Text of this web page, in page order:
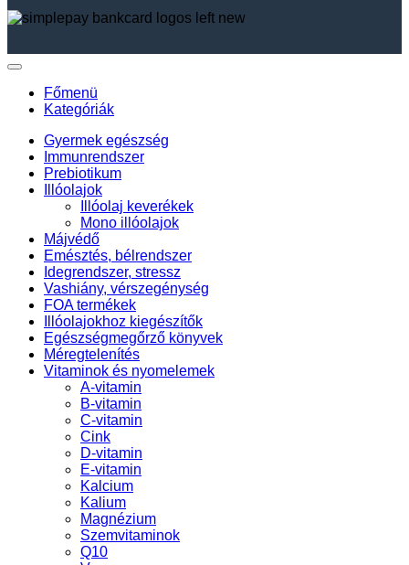
Főmenü
Kategóriák
Gyermek egészség
Immunrendszer
Prebiotikum
Illóolajok
Illóolaj keverékek
Mono illóolajok
Májvédő
Emésztés, bélrendszer
Idegrendszer, stressz
Vashiány, vérszegénység
FOA termékek
Illóolajokhoz kiegészítők
Egészségmegőrző könyvek
Méregtelenítés
Vitaminok és nyomelemek
A-vitamin
B-vitamin
C-vitamin
Cink
D-vitamin
E-vitamin
Kalcium
Kalium
Magnézium
Szemvitaminok
Q10